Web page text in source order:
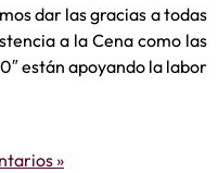
dar las gracias a todas
a la Cena como las
están apoyando la labor
»